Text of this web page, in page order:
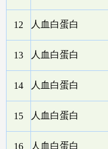
12 人血白蛋白
13 人血白蛋白
14 人血白蛋白
15 人血白蛋白
16 人血白蛋白